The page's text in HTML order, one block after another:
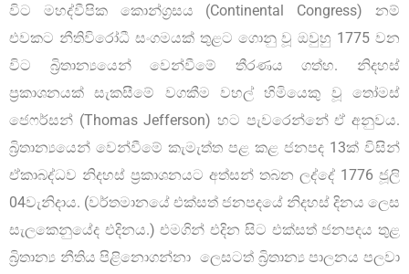
විට මහද්වීපික කොන්ග්‍රසය (Continental Congress) නම්
එවකට නීතිවිරෝධී සංගමයක් තුළට ගොනු වූ ඔවුහු 1775 වන
විට බ්‍රිතාන්‍යයෙන් වෙන්වීමේ තීරණය ගත්හ. නිදහස්
ප්‍රකාශනයක් සැකසීමේ වගකීම වහල් හිමියෙකු වූ තෝමස්
ජෙෆර්සන් (Thomas Jefferson) හට පැවරෙන්නේ ඒ අනුවය.
බ්‍රිතාන්‍යයෙන් වෙන්වීමේ කැමැත්ත පළ කළ ජනපද 13ක් විසින්
ඒකාබද්ධව නිදහස් ප්‍රකාශනයට අත්සන් තබන ලද්දේ 1776 ජූලි
04වැනිදාය. (වර්තමානයේ එක්සත් ජනපදයේ නිදහස් දිනය ලෙස
සැලකෙනුයේද එදිනය.) එමගින් එදින සිට එක්සත් ජනපදය තුළ
බ්‍රිතාන්‍ය නීතිය පිළිනොගන්නා ලෙසටත් බ්‍රිතාන්‍ය පාලනය පලවා